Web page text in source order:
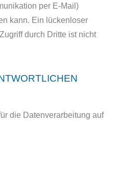
per E-Mail)
kann. Ein lückenloser
durch Dritte ist nicht
die Datenverarbeitung auf